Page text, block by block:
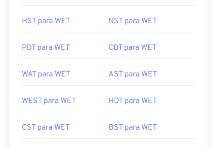
HST para WET NST para WET
PDT para WET CDT para WET
WAT para WET AST para WET
WEST para WET HDT para WET
CST para WET BST para WET